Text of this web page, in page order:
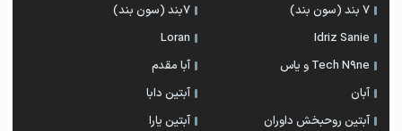
7 بند (سون بند)
۷بند (سون بند)
Idriz Sanie
Loran
Tech N9ne و یاس
آبا مقدم
آبان
آبتین دابا
آبتین روحبخش داوران
آبتین یارا